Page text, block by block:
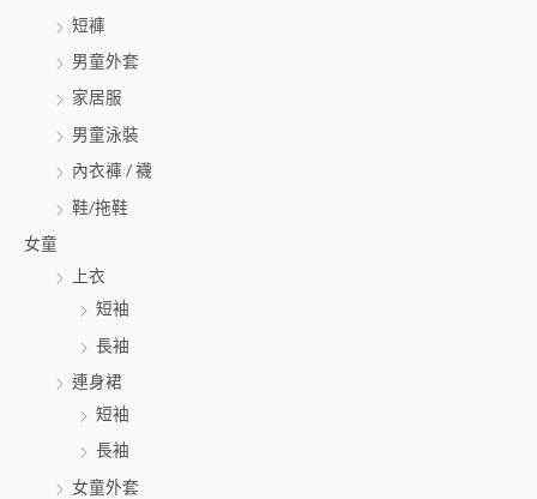
短褲
男童外套
家居服
男童泳裝
內衣褲 / 襪
鞋/拖鞋
女童
上衣
短袖
長袖
連身裙
短袖
長袖
女童外套